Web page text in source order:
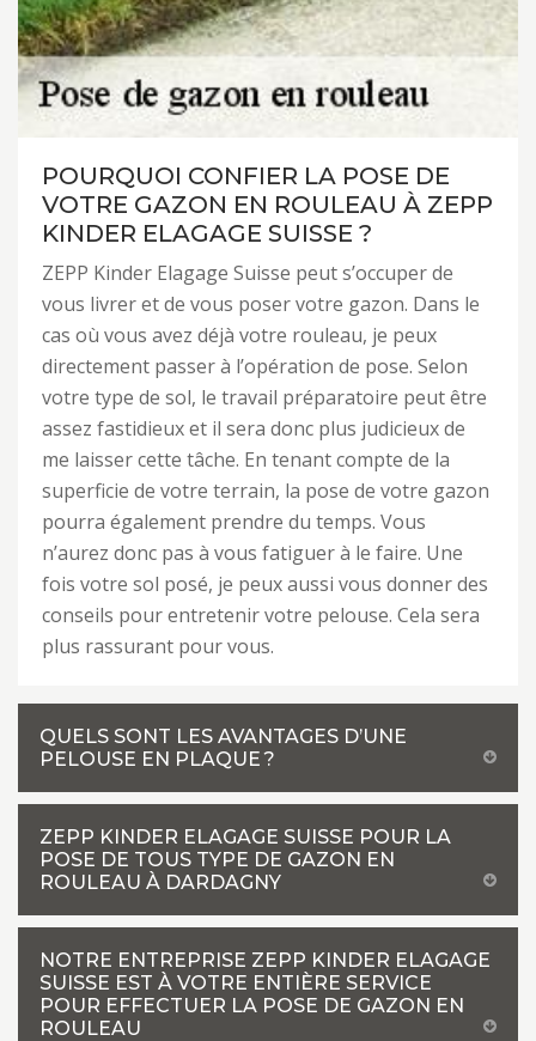
POURQUOI CONFIER LA POSE DE
VOTRE GAZON EN ROULEAU À ZEPP
KINDER ELAGAGE SUISSE ?
ZEPP Kinder Elagage Suisse peut s’occuper de
vous livrer et de vous poser votre gazon. Dans le
cas où vous avez déjà votre rouleau, je peux
directement passer à l’opération de pose. Selon
votre type de sol, le travail préparatoire peut être
assez fastidieux et il sera donc plus judicieux de
me laisser cette tâche. En tenant compte de la
superficie de votre terrain, la pose de votre gazon
pourra également prendre du temps. Vous
n’aurez donc pas à vous fatiguer à le faire. Une
fois votre sol posé, je peux aussi vous donner des
conseils pour entretenir votre pelouse. Cela sera
plus rassurant pour vous.
QUELS SONT LES AVANTAGES D’UNE
PELOUSE EN PLAQUE ?
ZEPP KINDER ELAGAGE SUISSE POUR LA
POSE DE TOUS TYPE DE GAZON EN
ROULEAU À DARDAGNY
NOTRE ENTREPRISE ZEPP KINDER ELAGAGE
SUISSE EST À VOTRE ENTIÈRE SERVICE
POUR EFFECTUER LA POSE DE GAZON EN
ROULEAU